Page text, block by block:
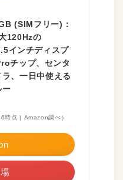
(SIMフリー)：
120Hzの
インチディスプ
チップ、センタ
、一日中使える
ー
時点 | Amazon調べ）